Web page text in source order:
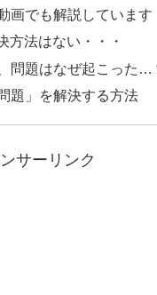
画でも解説しています
方法はない・・・
問題はなぜ起こった…
題」を解決する方法
サーリンク